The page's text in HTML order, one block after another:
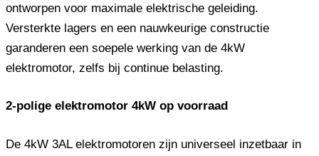
ontworpen voor maximale elektrische geleiding.
Versterkte lagers en een nauwkeurige constructie
garanderen een soepele werking van de 4kW
elektromotor, zelfs bij continue belasting.
2-polige elektromotor 4kW op voorraad
De 4kW 3AL elektromotoren zijn universeel inzetbaar in